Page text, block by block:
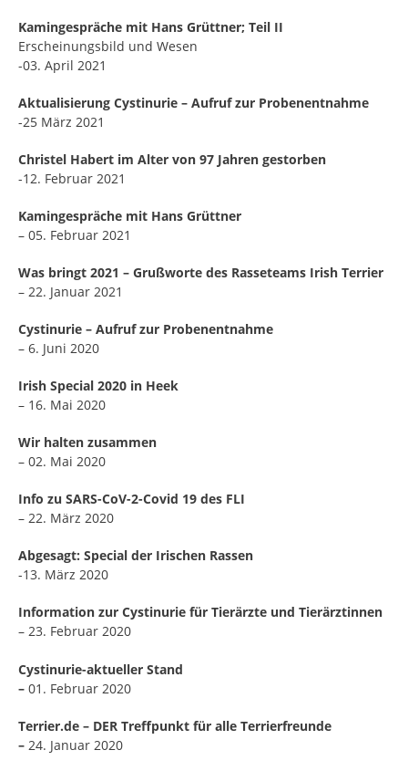
Kamingespräche mit Hans Grüttner; Teil II
Erscheinungsbild und Wesen
-03. April 2021
Aktualisierung Cystinurie – Aufruf zur Probenentnahme
-25 März 2021
Christel Habert im Alter von 97 Jahren gestorben
-12. Februar 2021
Kamingespräche mit Hans Grüttner
– 05. Februar 2021
Was bringt 2021 – Grußworte des Rasseteams Irish Terrier
– 22. Januar 2021
Cystinurie – Aufruf zur Probenentnahme
– 6. Juni 2020
Irish Special 2020 in Heek
– 16. Mai 2020
Wir halten zusammen
– 02. Mai 2020
Info zu SARS-CoV-2-Covid 19 des FLI
– 22. März 2020
Abgesagt: Special der Irischen Rassen
-13. März 2020
Information zur Cystinurie für Tierärzte und Tierärztinnen
– 23. Februar 2020
Cystinurie-aktueller Stand
– 01. Februar 2020
Terrier.de – DER Treffpunkt für alle Terrierfreunde
– 24. Januar 2020